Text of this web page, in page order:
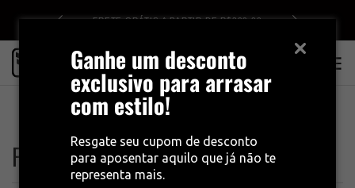
Ganhe um desconto
exclusivo para arrasar
com estilo!
Resgate seu cupom de desconto
para aposentar aquilo que já não te
representa mais.
R$499 FRETE GRÁTIS A PARTIR DE R$399,00
FORROS FREE FORCE
Forros Free Force